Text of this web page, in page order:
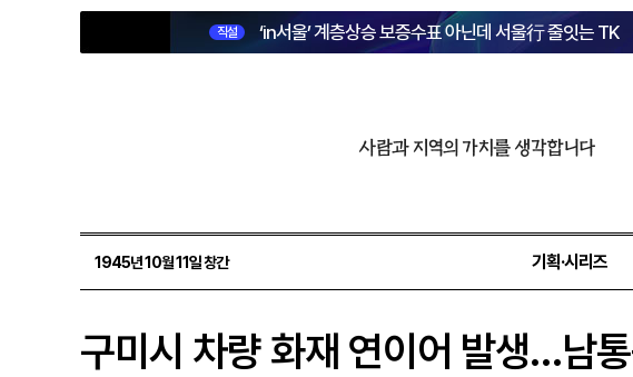
직설 ‘in서울’ 계층상승 보증수표 아닌데 서울行 줄잇는 TK
사람과 지역의 가치를 생각합니다
1945년 10월 11일 창간 기획·시리즈
구미시 차량 화재 연이어 발생…남